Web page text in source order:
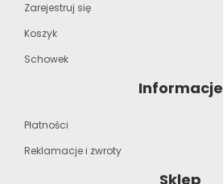
Zarejestruj się
Koszyk
Schowek
Informacje
Płatności
Reklamacje i zwroty
Sklep